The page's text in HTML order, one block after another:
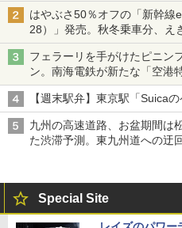
はやぶさ50％オフの「新幹線
28）」発売。秋冬乗車分、え
フェラーリを手がけたピニン
ン。南海電鉄が新たな「空港
【週末駅弁】東京駅「Suica
九州の高速道路、お盆期間は
た渋滞予測。東九州道への迂
Special Site